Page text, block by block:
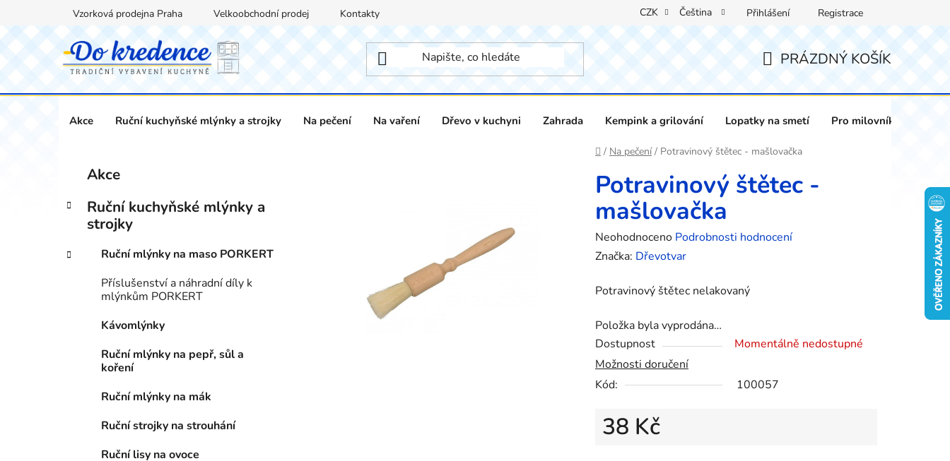
obsah
Vzorková prodejna Praha Velkoobchodní prodej Kontakty CZK Čeština Přihlášení Registrace
NÁKUPNÍ
PRÁZDNÝ KOŠÍK
Akce Ruční kuchyňské mlýnky a strojky Na pečení Na vaření Dřevo v kuchyni Zahrada Kempink a grilování Lopatky na smetí Pro milovníky vína
Domů
/ Na pečení / Potravinový štětec - mašlovačka
s
a
Přeskočit
kategorie
e
r
Akce
Ruční kuchyňské mlýnky a
strojky
Ruční mlýnky na maso PORKERT
Příslušenství a náhradní díly k
mlýnkům PORKERT
Kávomlýnky
Ruční mlýnky na pepř, sůl a
koření
Ruční mlýnky na mák
Ruční strojky na strouhání
Ruční lisy na ovoce
Potravinový štětec -
mašlovačka
Průměrné
hodnocení
je
z
5
hvězdiček.
Neohodnoceno Podrobnosti hodnocení
Značka: Dřevotvar
Potravinový štětec nelakovaný
Položka byla vyprodána…
Dostupnost
Momentálně nedostupné
Možnosti doručení
Kód:
100057
38 Kč